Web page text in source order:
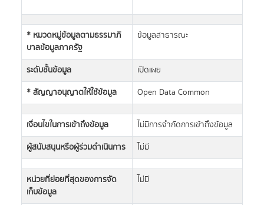
* หมวดหมู่ข้อมูลตามธรรมาภิ
บาลข้อมูลภาครัฐ
ข้อมูลสาธารณะ
ระดับชั้นข้อมูล
เปิดเผย
* สัญญาอนุญาตให้ใช้ข้อมูล
Open Data Common
เงื่อนไขในการเข้าถึงข้อมูล
ไม่มีการจำกัดการเข้าถึงข้อมูล
ผู้สนับสนุนหรือผู้ร่วมดำเนินการ
ไม่มี
หน่วยที่ย่อยที่สุดของการจัด
เก็บข้อมูล
ไม่มี